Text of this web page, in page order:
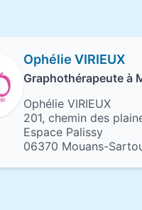
Ophélie VIRIEUX
Graphothérapeute à
Ophélie VIRIEUX
201, chemin des
Espace Palissy
06370 Mouans-